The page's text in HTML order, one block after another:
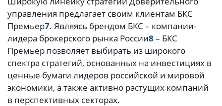
управления предлагает своим клиентам БКС
Премьер7. Являясь брендом БКС – компании-
лидера брокерского рынка России8 – БКС
Премьер позволяет выбирать из широкого
спектра стратегий, основанных на инвестициях в
ценные бумаги лидеров российской и мировой
экономики, а также активно растущих компаний
в перспективных секторах.